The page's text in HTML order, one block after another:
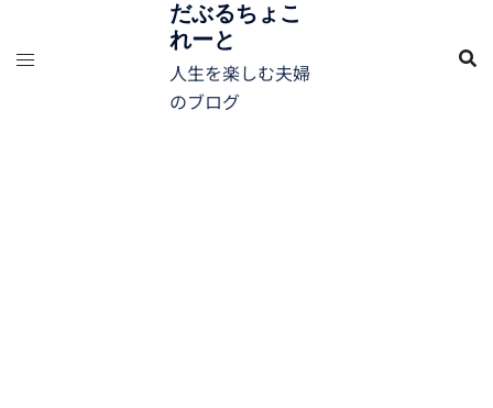
だぶるちょこ
れーと
人生を楽しむ夫婦
のブログ